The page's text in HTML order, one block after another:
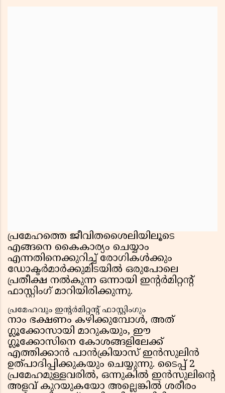
പ്രമേഹത്തെ ജീവിതശൈലിയിലൂടെ
എങ്ങനെ കൈകാര്യം ചെയ്യാം
എന്നതിനെക്കുറിച്ച് രോഗികൾക്കും
ഡോക്ടർമാർക്കുമിടയിൽ ഒരുപോലെ
പ്രതീക്ഷ നൽകുന്ന ഒന്നായി ഇൻ്റർമിറ്റൻ്റ്
ഫാസ്റ്റിംഗ് മാറിയിരിക്കുന്നു.
പ്രമേഹവും ഇൻ്റർമിറ്റൻ്റ് ഫാസ്റ്റിംഗും
നാം ഭക്ഷണം കഴിക്കുമ്പോൾ, അത്
ഗ്ലൂക്കോസായി മാറുകയും, ഈ
ഗ്ലൂക്കോസിനെ കോശങ്ങളിലേക്ക്
എത്തിക്കാൻ പാൻക്രിയാസ് ഇൻസുലിൻ
ഉത്പാദിപ്പിക്കുകയും ചെയ്യുന്നു. ടൈപ്പ് 2
പ്രമേഹമുള്ളവരിൽ, ഒന്നുകിൽ ഇൻസുലിൻ്റെ
അളവ് കുറയുകയോ അല്ലെങ്കിൽ ശരീരം